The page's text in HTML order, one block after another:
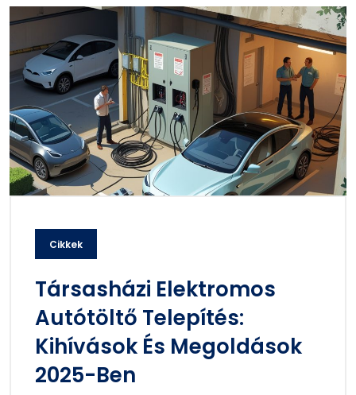
Cikkek
Társasházi Elektromos
Autótöltő Telepítés:
Kihívások És Megoldások
2025-Ben